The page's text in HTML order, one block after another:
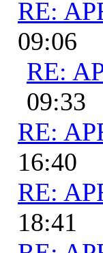
RE:
09:06
RE:
09:33
RE:
16:40
RE:
18:41